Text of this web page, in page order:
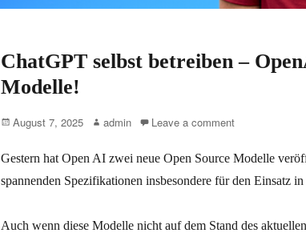
ChatGPT selbst betreiben –
Modelle!
Posted
August 7, 2025 Author
admin Leave a comment
Gestern hat Open AI zwei neue Open Source Modelle
spannenden Spezifikationen insbesondere für den Einsatz
Auch wenn diese Modelle nicht auf dem Stand des